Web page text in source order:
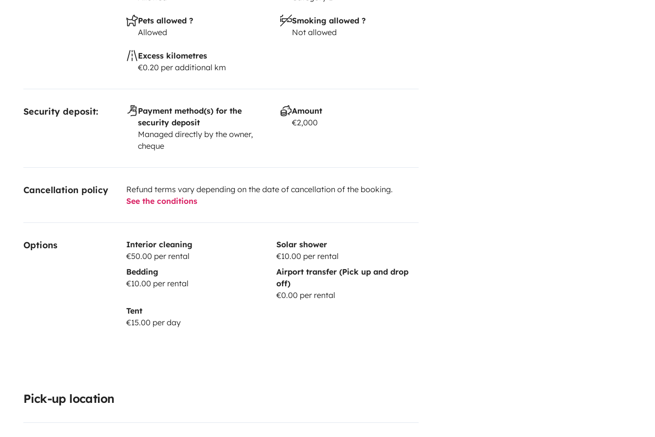
Pets allowed ?
Allowed
Smoking allowed ?
Not allowed
Excess kilometres
€0.20 per additional km
Security deposit:
Payment method(s) for the
security deposit
Managed directly by the owner,
cheque
Amount
€2,000
Cancellation policy
Refund terms vary depending on the date of cancellation of the booking.
See the conditions
Options
Interior cleaning
€50.00 per rental
Solar shower
€10.00 per rental
Bedding
€10.00 per rental
Airport transfer (Pick up and drop
off)
€0.00 per rental
Tent
€15.00 per day
Pick-up location